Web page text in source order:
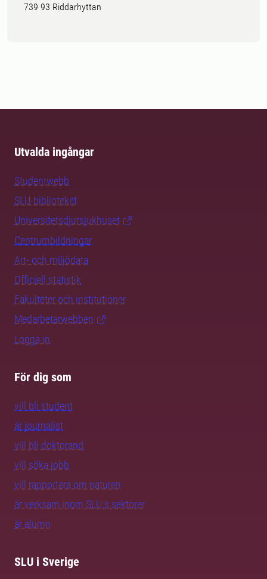
739 93 Riddarhyttan
Utvalda ingångar
Studentwebb
SLU-biblioteket
Universitetsdjursjukhuset
Centrumbildningar
Art- och miljödata
Officiell statistik
Fakulteter och institutioner
Medarbetarwebben
Logga in
För dig som
vill bli student
är journalist
vill bli doktorand
vill söka jobb
vill rapportera om naturen
är verksam inom SLU:s sektorer
är alumn
SLU i Sverige